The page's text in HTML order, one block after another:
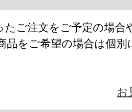
たご注文をご予定の場合
品をご希望の場合は個別
お